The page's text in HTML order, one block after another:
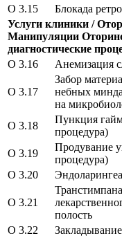
O 3.15
Блокада
Услуги клиники /
Манипуляции
диагностические
O 3.16
Анемизация
O 3.17
Забор
небных
на
O 3.18
Пункция
процедура)
O 3.19
Продувание
процедура)
O 3.20
O 3.21
полость
O 3.22